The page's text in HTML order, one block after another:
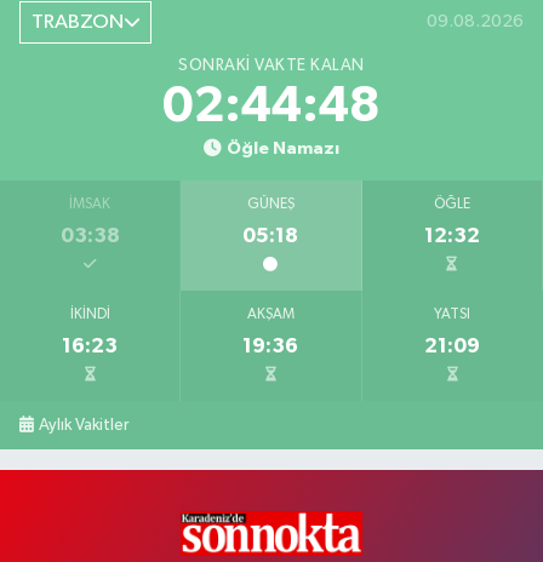
TRABZON 09.08.2026
SONRAKI VAKTE KALAN
02:44:48
Öğle Namazı
İMSAK
03:38
GÜNEŞ
05:18
ÖĞLE
12:32
İKINDI
16:23
AKŞAM
19:36
YATSI
21:09
Aylık Vakitler